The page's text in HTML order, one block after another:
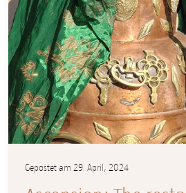
Gepostet am 29. April, 2024